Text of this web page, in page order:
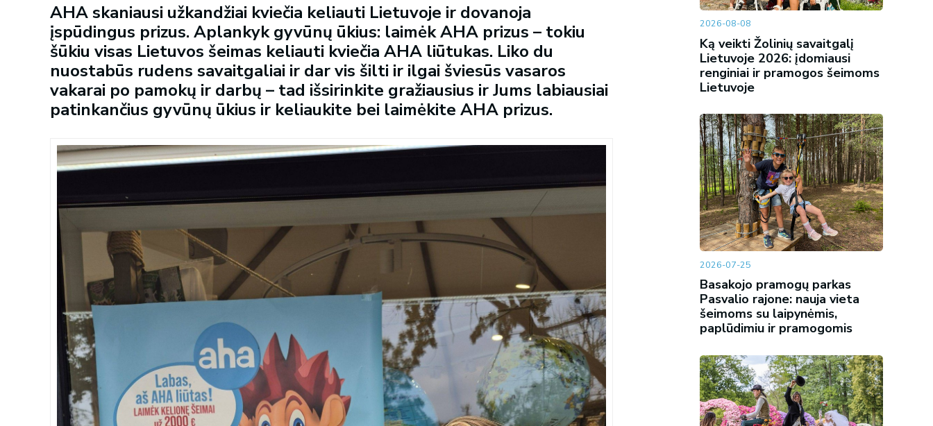
AHA skaniausi užkandžiai kviečia keliauti Lietuvoje ir dovanoja
įspūdingus prizus. Aplankyk gyvūnų ūkius: laimėk AHA prizus – tokiu
šūkiu visas Lietuvos šeimas keliauti kviečia AHA liūtukas. Liko du
nuostabūs rudens savaitgaliai ir dar vis šilti ir ilgai šviesūs vasaros
vakarai po pamokų ir darbų – tad išsirinkite gražiausius ir Jums labiausiai
patinkančius gyvūnų ūkius ir keliaukite bei laimėkite AHA prizus.
2026-08-08
Ką veikti Žolinių savaitgalį
Lietuvoje 2026: įdomiausi
renginiai ir pramogos šeimoms
Lietuvoje
2026-07-25
Basakojo pramogų parkas
Pasvalio rajone: nauja vieta
šeimoms su laipynėmis,
paplūdimiu ir pramogomis